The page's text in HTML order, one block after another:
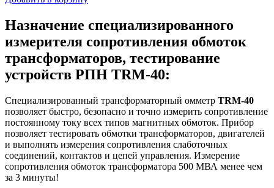
Назначение специализированного
измерителя сопротивления обмоток
трансформаторов, тестирование
устройств РПН TRM-40:
Специализированный трансформаторный омметр TRM-40
позволяет быстро, безопасно и точно измерить сопротивление
постоянному току всех типов магнитных обмоток. Прибор
позволяет тестировать обмотки трансформаторов, двигателей
и выполнять измерения сопротивления слаботочных
соединений, контактов и цепей управления. Измерение
сопротивления обмоток трансформатора 500 МВА менее чем
за 3 минуты!